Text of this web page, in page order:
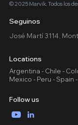
© 2025 Marvik. Todos los
Seguinos
José Martí 3114,
Locations
Argentina - Chile -
Mexico - Peru - Spain
Follow us
YouTubeLinkedIn